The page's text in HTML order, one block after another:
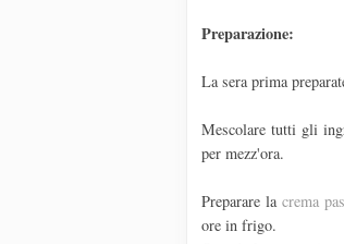
Preparazione:
La sera prima
Mescolare tutti gli
per mezz'ora.
Preparare la crema
ore in frigo.